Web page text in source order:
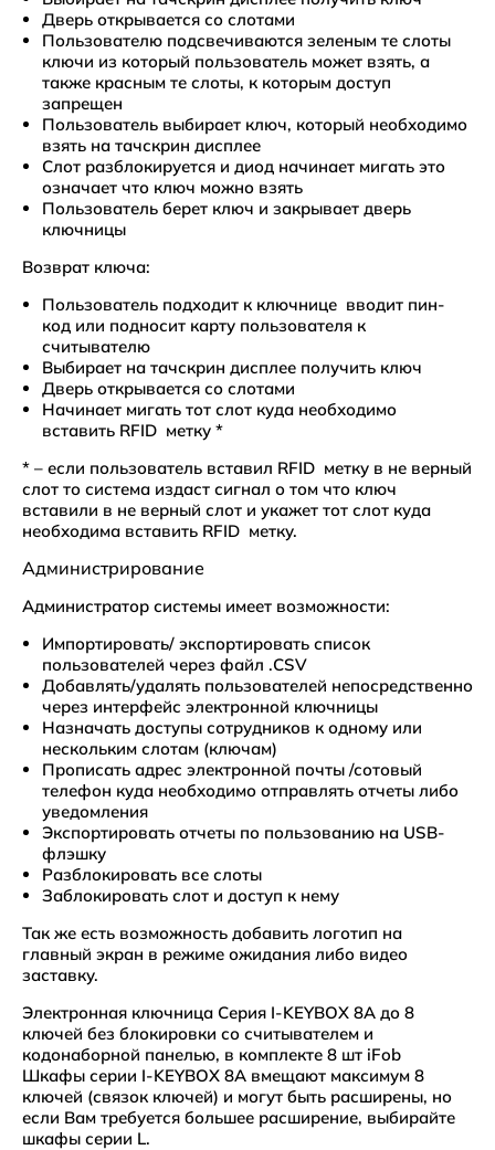
Дверь открывается со слотами
Пользователю подсвечиваются зеленым те слоты
ключи из который пользователь может взять, а
также красным те слоты, к которым доступ
запрещен
Пользователь выбирает ключ, который необходимо
взять на тачскрин дисплее
Слот разблокируется и диод начинает мигать это
означает что ключ можно взять
Пользователь берет ключ и закрывает дверь
ключницы
Возврат ключа:
Пользователь подходит к ключнице вводит пин-
код или подносит карту пользователя к
считывателю
Выбирает на тачскрин дисплее получить ключ
Дверь открывается со слотами
Начинает мигать тот слот куда необходимо
вставить RFID метку *
* – если пользователь вставил RFID метку в не верный
слот то система издаст сигнал о том что ключ
вставили в не верный слот и укажет тот слот куда
необходима вставить RFID метку.
Администрирование
Администратор системы имеет возможности:
Импортировать/ экспортировать список
пользователей через файл .СSV
Добавлять/удалять пользователей непосредственно
через интерфейс электронной ключницы
Назначать доступы сотрудников к одному или
нескольким слотам (ключам)
Прописать адрес электронной почты /сотовый
телефон куда необходимо отправлять отчеты либо
уведомления
Экспортировать отчеты по пользованию на USB-
флэшку
Разблокировать все слоты
Заблокировать слот и доступ к нему
Так же есть возможность добавить логотип на
главный экран в режиме ожидания либо видео
заставку.
Электронная ключница Серия I-KEYBOX 8A до 8
ключей без блокировки со считывателем и
кодонаборной панелью, в комплекте 8 шт iFob
Шкафы серии I-KEYBOX 8A вмещают максимум 8
ключей (связок ключей) и могут быть расширены, но
если Вам требуется большее расширение, выбирайте
шкафы серии L.